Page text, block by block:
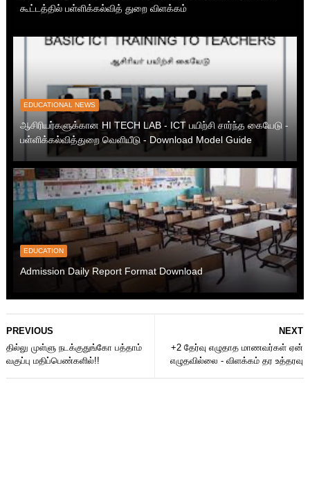
கூட்டத்தில் பள்ளிக்கல்வித் துறை விளக்கம்
EDUCATIONAL NEWS
ஆசிரியர்களுக்கான HI TECH LAB - ICT பயிற்சி சார்ந்த கையேடு -
பள்ளிக்கல்வித்துறை வெளியீடு - Download Model Guide
EDUCATION
Admission Daily Report Format Download
NEXT
+2 தேர்வு எழுதாத மாணவர்கள் ஏன்
எழுதவில்லை - விளக்கம் தர உத்தரவு
PREVIOUS
தில்லு முள்ளு நடக்குதுங்கோ பத்தாம்‌
வகுப்பு மதிப்பெண்களில்!!